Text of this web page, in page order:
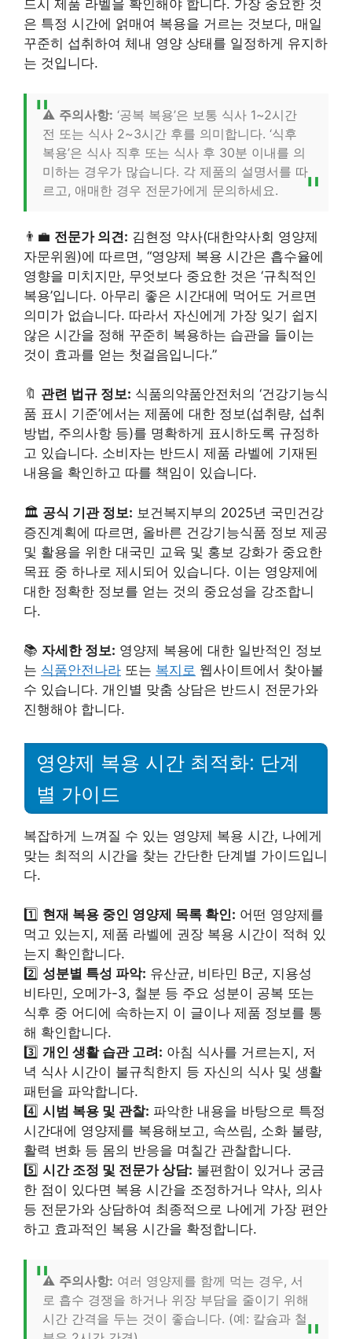
드시 제품 라벨을 확인해야 합니다. 가장 중요한 것
은 특정 시간에 얽매여 복용을 거르는 것보다, 매일
꾸준히 섭취하여 체내 영양 상태를 일정하게 유지하
는 것입니다.
⚠️ 주의사항: ‘공복 복용’은 보통 식사 1~2시간
전 또는 식사 2~3시간 후를 의미합니다. ‘식후
복용’은 식사 직후 또는 식사 후 30분 이내를 의
미하는 경우가 많습니다. 각 제품의 설명서를 따
르고, 애매한 경우 전문가에게 문의하세요.
👨‍💼 전문가 의견: 김현정 약사(대한약사회 영양제
자문위원)에 따르면, “영양제 복용 시간은 흡수율에
영향을 미치지만, 무엇보다 중요한 것은 ‘규칙적인
복용’입니다. 아무리 좋은 시간대에 먹어도 거르면
의미가 없습니다. 따라서 자신에게 가장 잊기 쉽지
않은 시간을 정해 꾸준히 복용하는 습관을 들이는
것이 효과를 얻는 첫걸음입니다.”
🔖 관련 법규 정보: 식품의약품안전처의 ‘건강기능식
품 표시 기준’에서는 제품에 대한 정보(섭취량, 섭취
방법, 주의사항 등)를 명확하게 표시하도록 규정하
고 있습니다. 소비자는 반드시 제품 라벨에 기재된
내용을 확인하고 따를 책임이 있습니다.
🏛️ 공식 기관 정보: 보건복지부의 2025년 국민건강
증진계획에 따르면, 올바른 건강기능식품 정보 제공
및 활용을 위한 대국민 교육 및 홍보 강화가 중요한
목표 중 하나로 제시되어 있습니다. 이는 영양제에
대한 정확한 정보를 얻는 것의 중요성을 강조합니
다.
📚 자세한 정보: 영양제 복용에 대한 일반적인 정보
는 식품안전나라 또는 복지로 웹사이트에서 찾아볼
수 있습니다. 개인별 맞춤 상담은 반드시 전문가와
진행해야 합니다.
영양제 복용 시간 최적화: 단계
별 가이드
복잡하게 느껴질 수 있는 영양제 복용 시간, 나에게
맞는 최적의 시간을 찾는 간단한 단계별 가이드입니
다.
1️⃣ 현재 복용 중인 영양제 목록 확인: 어떤 영양제를
먹고 있는지, 제품 라벨에 권장 복용 시간이 적혀 있
는지 확인합니다.
2️⃣ 성분별 특성 파악: 유산균, 비타민 B군, 지용성
비타민, 오메가-3, 철분 등 주요 성분이 공복 또는
식후 중 어디에 속하는지 이 글이나 제품 정보를 통
해 확인합니다.
3️⃣ 개인 생활 습관 고려: 아침 식사를 거르는지, 저
녁 식사 시간이 불규칙한지 등 자신의 식사 및 생활
패턴을 파악합니다.
4️⃣ 시범 복용 및 관찰: 파악한 내용을 바탕으로 특정
시간대에 영양제를 복용해보고, 속쓰림, 소화 불량,
활력 변화 등 몸의 반응을 며칠간 관찰합니다.
5️⃣ 시간 조정 및 전문가 상담: 불편함이 있거나 궁금
한 점이 있다면 복용 시간을 조정하거나 약사, 의사
등 전문가와 상담하여 최종적으로 나에게 가장 편안
하고 효과적인 복용 시간을 확정합니다.
⚠️ 주의사항: 여러 영양제를 함께 먹는 경우, 서
로 흡수 경쟁을 하거나 위장 부담을 줄이기 위해
시간 간격을 두는 것이 좋습니다. (예: 칼슘과 철